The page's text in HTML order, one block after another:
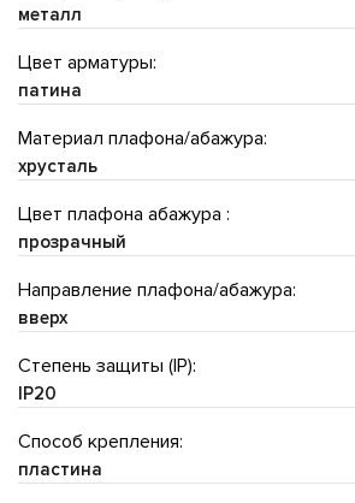
металл
Цвет арматуры:
патина
Материал плафона/абажура:
хрусталь
Цвет плафона абажура :
прозрачный
Направление плафона/абажура:
вверх
Степень защиты (IP):
IP20
Способ крепления:
пластина